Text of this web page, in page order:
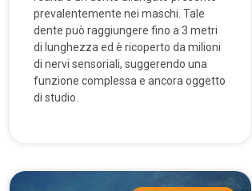
prevalentemente nei maschi. Tale
dente può raggiungere fino a 3 metri
di lunghezza ed è ricoperto da milioni
di nervi sensoriali, suggerendo una
funzione complessa e ancora oggetto
di studio.